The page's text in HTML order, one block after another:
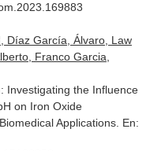
Díaz García, Álvaro, Law
Franco Garcia,
Investigating the Influence
on Iron Oxide
Applications. En: